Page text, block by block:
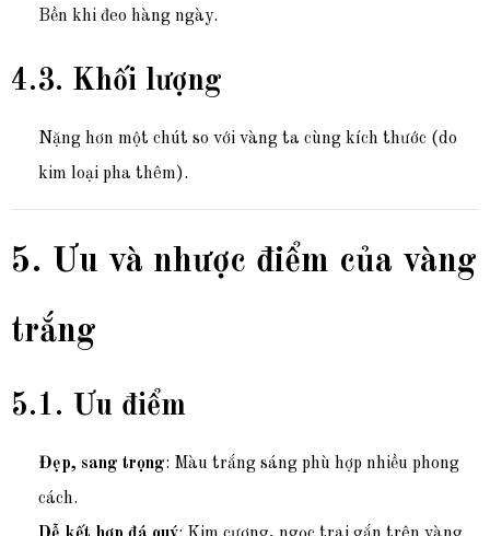
Bền khi đeo hàng ngày.
4.3. Khối lượng
Nặng hơn một chút so với vàng ta cùng kích thước (do
kim loại pha thêm).
5. Ưu và nhược điểm của vàng
trắng
5.1. Ưu điểm
Đẹp, sang trọng: Màu trắng sáng phù hợp nhiều phong
cách.